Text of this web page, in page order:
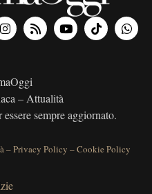
– Attualità
sempre aggiornato.
–Privacy Policy –Cookie Policy